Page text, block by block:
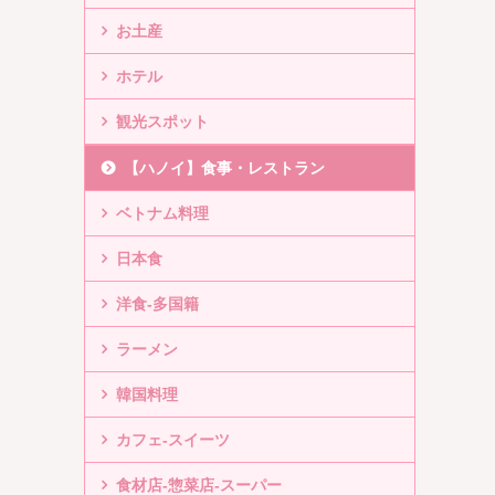
お土産
ホテル
観光スポット
【ハノイ】食事・レストラン
ベトナム料理
日本食
洋食-多国籍
ラーメン
韓国料理
カフェ-スイーツ
食材店-惣菜店-スーパー